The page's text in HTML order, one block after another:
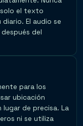
solo el texto
El audio se
del
para los
ubicación
de precisa. La
ni se utiliza